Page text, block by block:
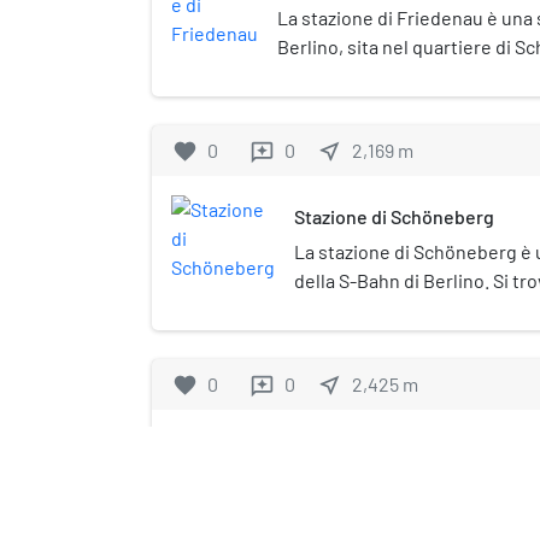
La stazione di Friedenau è
Berlino, sita nel quartiere di
ferroviaria Wannseebahn, ed
favorite 0 reviews 0 near_me 2,169 m
Stazione di Schöneberg
La stazione di Schöneberg
della S-Bahn di Berlino. Si
città. È posta sotto tutela
favorite 0 reviews 0 near_me 2,425 m